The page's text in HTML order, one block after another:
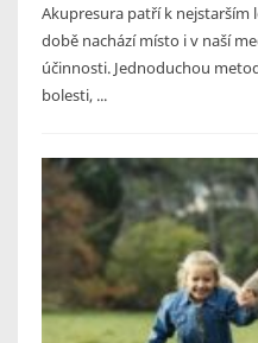
Akupresura patří k nejstarším
době nachází místo i v naší
účinnosti. Jednoduchou
bolesti, ...